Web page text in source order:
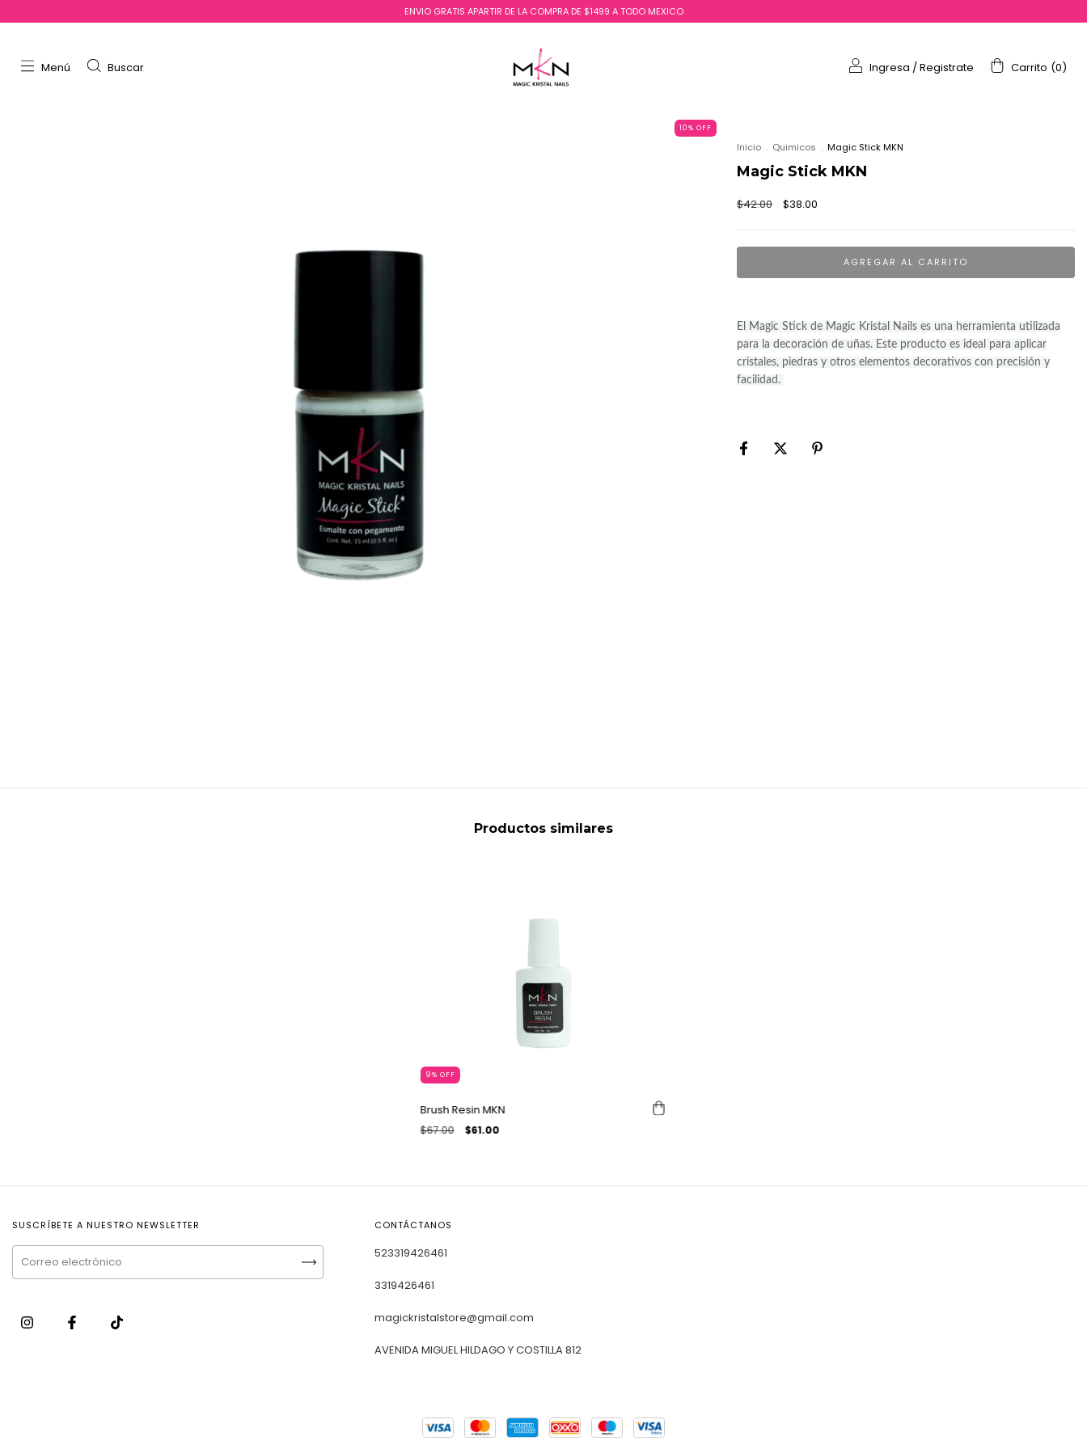
ENVIO GRATIS APARTIR DE LA COMPRA DE $1499 A TODO MEXICO
Menú Buscar Ingresa /Registrate Carrito (0)
10% OFF
Inicio . Quimicos . Magic Stick MKN
Magic Stick MKN
$42.00 $38.00
El Magic Stick de Magic Kristal Nails es una herramienta utilizada
para la decoración de uñas. Este producto es ideal para aplicar
cristales, piedras y otros elementos decorativos con precisión y
facilidad.
Productos similares
9% OFF
Brush Resin MKN
$67.00 $61.00
SUSCRÍBETE A NUESTRO NEWSLETTER CONTÁCTANOS
523319426461
3319426461
magickristalstore@gmail.com
AVENIDA MIGUEL HILDAGO Y COSTILLA 812